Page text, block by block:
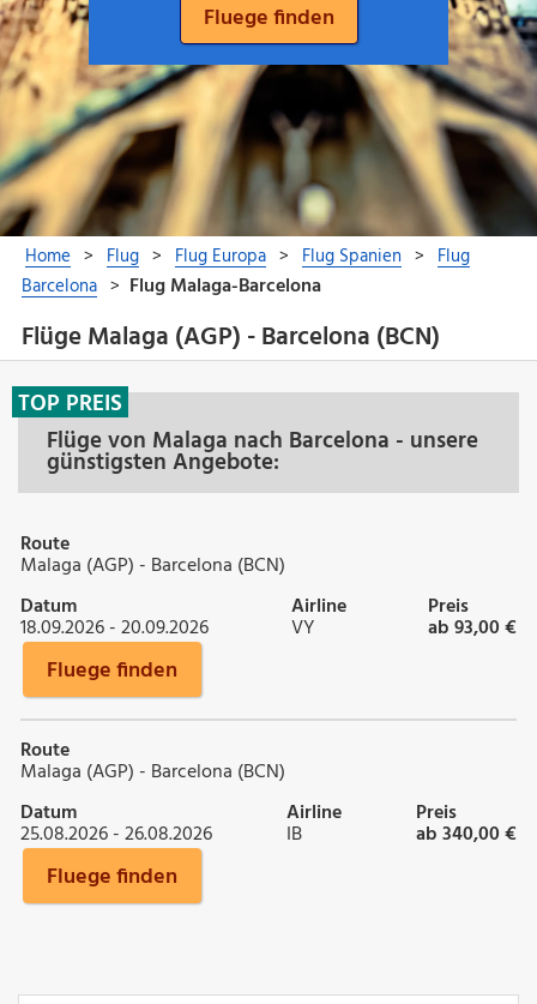
Flüge Malaga (AGP) - Barcelona (BCN)
Flüge von Malaga nach Barcelona - unsere
günstigsten Angebote:
TOP PREIS
Route
Malaga (AGP) - Barcelona (BCN)
Datum
18.09.2026 - 20.09.2026
Airline
VY
Preis
ab 93,00 €
Fluege finden
Route
Malaga (AGP) - Barcelona (BCN)
Datum
25.08.2026 - 26.08.2026
Airline
IB
Preis
ab 340,00 €
Fluege finden